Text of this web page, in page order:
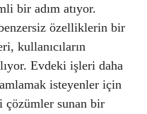
bir adım atıyor.
özelliklerin bir
kullanıcıların
Evdeki işleri daha
isteyenler için
sunan bir